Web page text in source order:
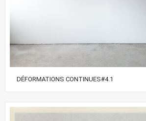
DÉFORMATIONS CONTINUES#4.1